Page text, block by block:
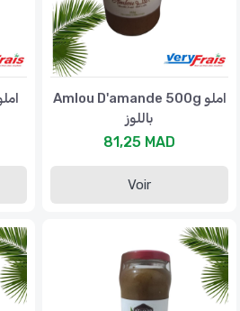
Amlou D'amande 500g املو
باللوز
81,25 MAD
Voir